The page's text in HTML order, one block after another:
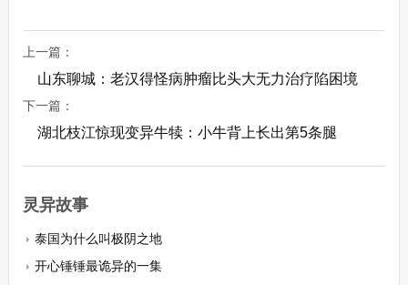
上一篇：
山东聊城：老汉得怪病肿瘤比头大无力治疗陷困境
下一篇：
湖北枝江惊现变异牛犊：小牛背上长出第5条腿
灵异故事
泰国为什么叫极阴之地
开心锤锤最诡异的一集